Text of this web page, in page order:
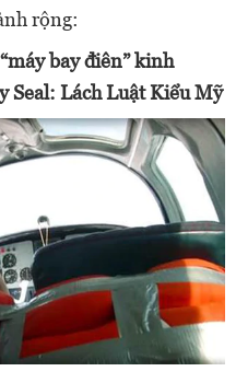
rộng:
bay điên” kinh
Seal: Lách Luật Kiểu Mỹ